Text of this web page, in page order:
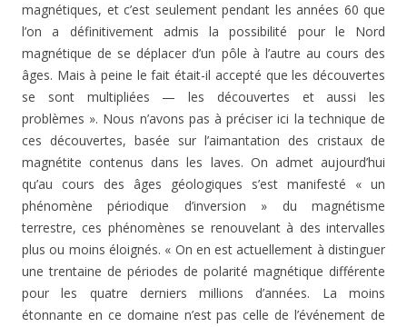
magnétiques, et c’est seulement pendant les années 60 que
l’on a définitivement admis la possibilité pour le Nord
magnétique de se déplacer d’un pôle à l’autre au cours des
âges. Mais à peine le fait était-il accepté que les découvertes
se sont multipliées — les découvertes et aussi les
problèmes ». Nous n’avons pas à préciser ici la technique de
ces découvertes, basée sur l’aimantation des cristaux de
magnétite contenus dans les laves. On admet aujourd’hui
qu’au cours des âges géologiques s’est manifesté « un
phénomène périodique d’inversion » du magnétisme
terrestre, ces phénomènes se renouvelant à des intervalles
plus ou moins éloignés. « On en est actuellement à distinguer
une trentaine de périodes de polarité magnétique différente
pour les quatre derniers millions d’années. La moins
étonnante en ce domaine n’est pas celle de l’événement de